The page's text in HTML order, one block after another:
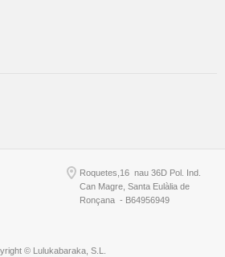
Roquetes,16 nau 36D Pol. Ind.
Can Magre, Santa Eulàlia de
Ronçana - B64956949
© Lulukabaraka, S.L.